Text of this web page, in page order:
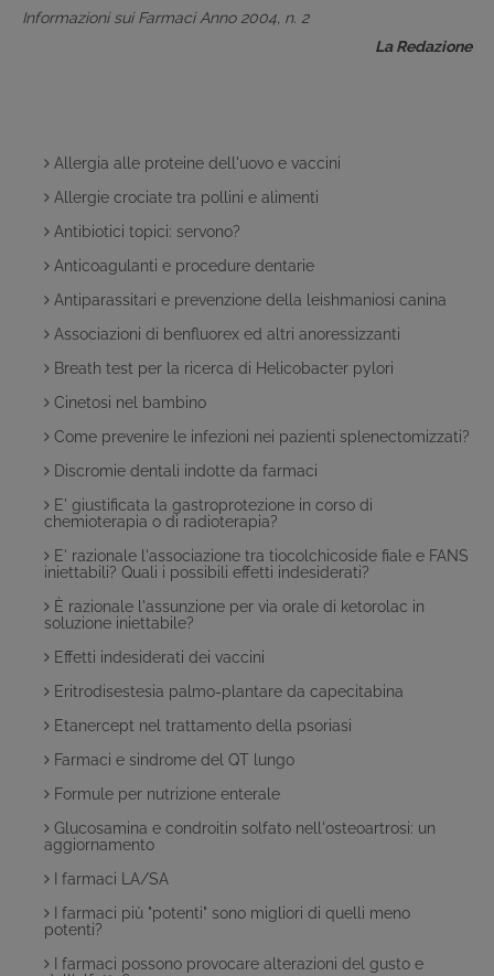
Informazioni sui Farmaci Anno 2004, n. 2
La Redazione
Allergia alle proteine dell'uovo e vaccini
Allergie crociate tra pollini e alimenti
Antibiotici topici: servono?
Anticoagulanti e procedure dentarie
Antiparassitari e prevenzione della leishmaniosi canina
Associazioni di benfluorex ed altri anoressizzanti
Breath test per la ricerca di Helicobacter pylori
Cinetosi nel bambino
Come prevenire le infezioni nei pazienti splenectomizzati?
Discromie dentali indotte da farmaci
E' giustificata la gastroprotezione in corso di
chemioterapia o di radioterapia?
E' razionale l'associazione tra tiocolchicoside fiale e FANS
iniettabili? Quali i possibili effetti indesiderati?
È razionale l'assunzione per via orale di ketorolac in
soluzione iniettabile?
Effetti indesiderati dei vaccini
Eritrodisestesia palmo-plantare da capecitabina
Etanercept nel trattamento della psoriasi
Farmaci e sindrome del QT lungo
Formule per nutrizione enterale
Glucosamina e condroitin solfato nell'osteoartrosi: un
aggiornamento
I farmaci LA/SA
I farmaci più "potenti" sono migliori di quelli meno
potenti?
I farmaci possono provocare alterazioni del gusto e